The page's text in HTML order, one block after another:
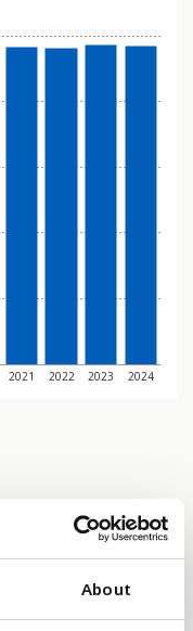
About
2021 2022 2023 2024